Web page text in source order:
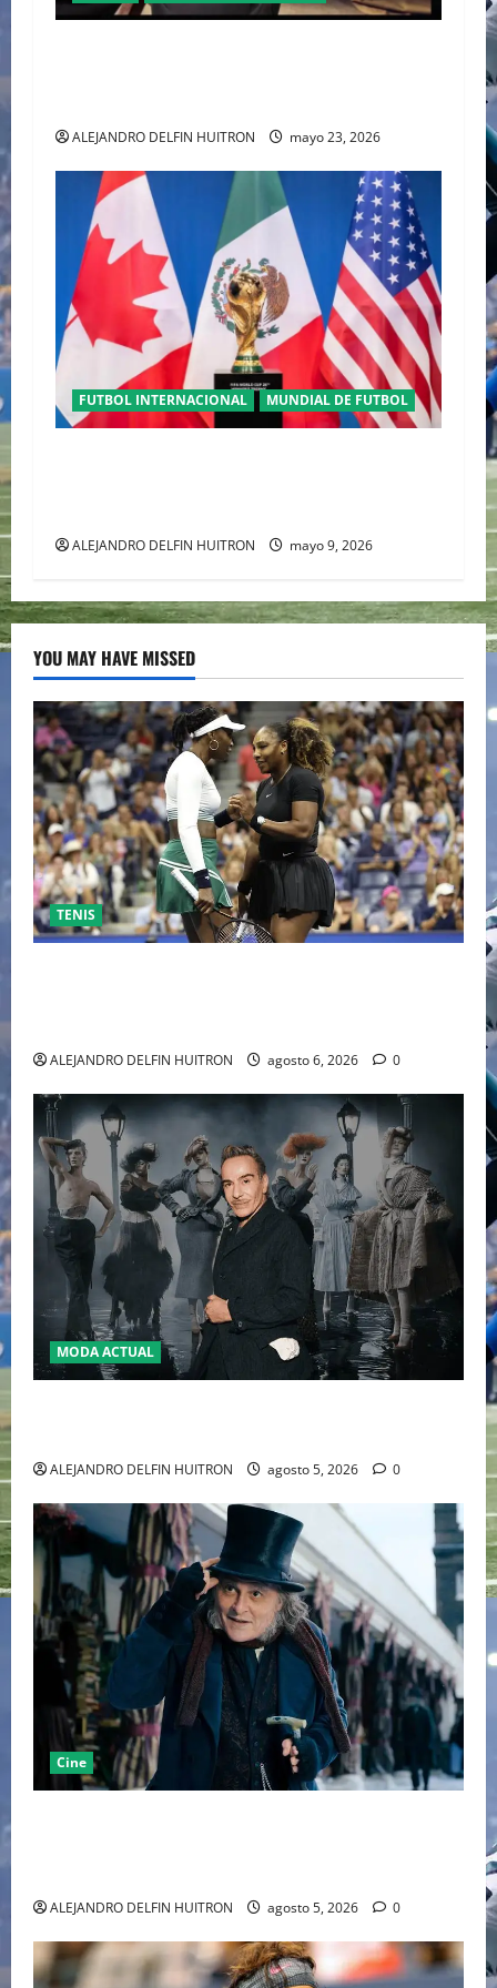
ALEJANDRO DELFIN HUITRON mayo 23, 2026
FUTBOL INTERNACIONAL MUNDIAL DE FUTBOL
ALEJANDRO DELFIN HUITRON mayo 9, 2026
YOU MAY HAVE MISSED
TENIS
ALEJANDRO DELFIN HUITRON agosto 6, 2026 0
MODA ACTUAL
ALEJANDRO DELFIN HUITRON agosto 5, 2026 0
Cine
ALEJANDRO DELFIN HUITRON agosto 5, 2026 0